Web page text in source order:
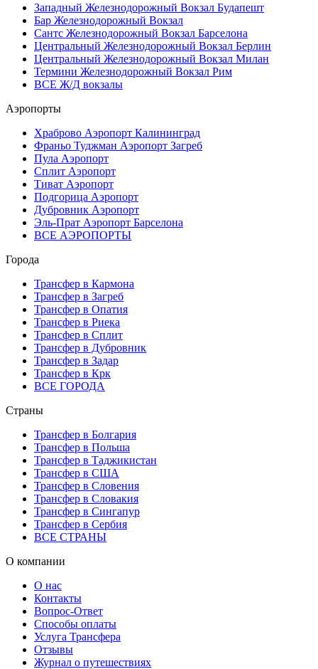
Западный Железнодорожный Вокзал Будапешт
Бар Железнодорожный Вокзал
Сантс Железнодорожный Вокзал Барселона
Центральный Железнодорожный Вокзал Берлин
Центральный Железнодорожный Вокзал Милан
Термини Железнодорожный Вокзал Рим
ВСЕ Ж/Д вокзалы
Аэропорты
Храброво Аэропорт Калининград
Франьо Туджман Аэропорт Загреб
Пула Аэропорт
Сплит Аэропорт
Тиват Аэропорт
Подгорица Аэропорт
Дубровник Аэропорт
Эль-Прат Аэропорт Барселона
ВСЕ АЭРОПОРТЫ
Города
Трансфер в Кармона
Трансфер в Загреб
Трансфер в Опатия
Трансфер в Риека
Трансфер в Сплит
Трансфер в Дубровник
Трансфер в Задар
Трансфер в Крк
ВСЕ ГОРОДА
Страны
Трансфер в Болгария
Трансфер в Польша
Трансфер в Таджикистан
Трансфер в США
Трансфер в Словения
Трансфер в Словакия
Трансфер в Сингапур
Трансфер в Сербия
ВСЕ СТРАНЫ
О компании
О нас
Контакты
Вопрос-Ответ
Способы оплаты
Услуга Трансфера
Отзывы
Журнал о путешествиях